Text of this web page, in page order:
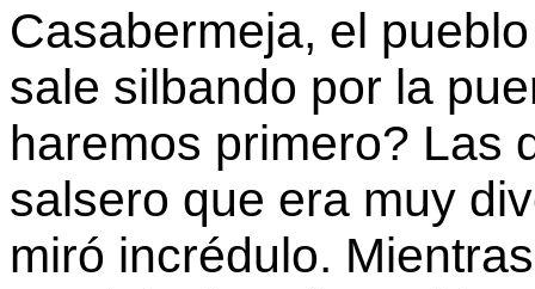
Casabermeja, el
sale silbando por la
haremos primero? Las
salsero que era muy
miró incrédulo.